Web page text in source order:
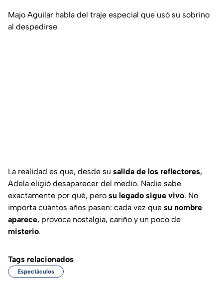
Majo Aguilar habla del traje especial que usó su sobrino
al despedirse
La realidad es que, desde su salida de los reflectores,
Adela eligió desaparecer del medio. Nadie sabe
exactamente por qué, pero su legado sigue vivo. No
importa cuántos años pasen: cada vez que su nombre
aparece, provoca nostalgia, cariño y un poco de
misterio.
Tags relacionados
Espectáculos